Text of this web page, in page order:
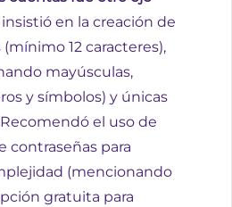
en la creación de
12 caracteres),
mayúsculas,
y símbolos) y únicas
el uso de
contraseñas para
(mencionando
gratuita para